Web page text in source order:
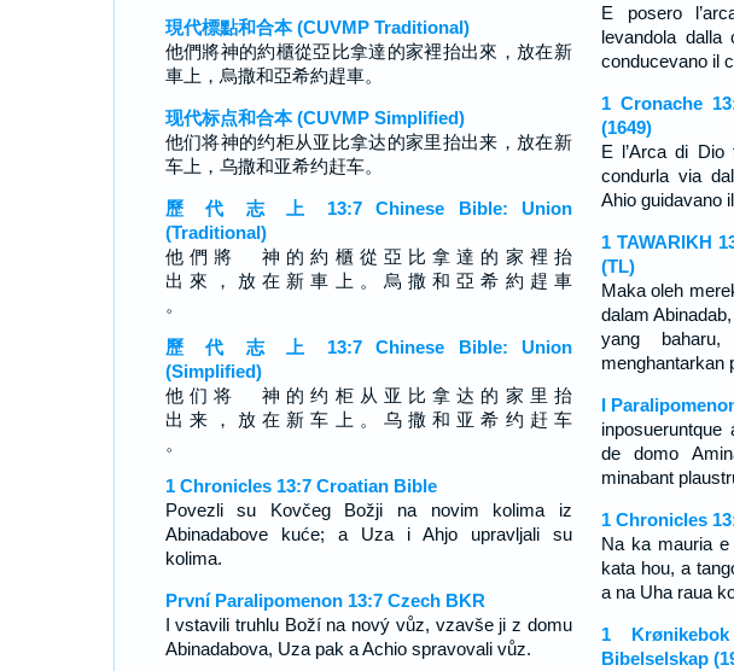
現代標點和合本 (CUVMP Traditional)
他們將神的約櫃從亞比拿達的家裡抬出來，放在新
車上，烏撒和亞希約趕車。
现代标点和合本 (CUVMP Simplified)
他们将神的约柜从亚比拿达的家里抬出来，放在新
车上，乌撒和亚希约赶车。
歷 代 志 上 13:7 Chinese Bible: Union
(Traditional)
他 們 將 神 的 約 櫃 從 亞 比 拿 達 的 家 裡 抬
出 來 ， 放 在 新 車 上 。 烏 撒 和 亞 希 約 趕 車
。
歷 代 志 上 13:7 Chinese Bible: Union
(Simplified)
他 们 将 神 的 约 柜 从 亚 比 拿 达 的 家 里 抬
出 来 ， 放 在 新 车 上 。 乌 撒 和 亚 希 约 赶 车
。
1 Chronicles 13:7 Croatian Bible
Povezli su Kovčeg Božji na novim kolima iz
Abinadabove kuće; a Uza i Ahjo upravljali su
kolima.
První Paralipomenon 13:7 Czech BKR
I vstavili truhlu Boží na nový vůz, vzavše ji z domu
Abinadabova, Uza pak a Achio spravovali vůz.
E posero
levandola
conducevano il
1 Cronache
(1649)
E l’Arca di
condurla via
Ahio guidavano
1 TAWARIKH
(TL)
Maka oleh
dalam
yang
menghantarkan
I
de domo
minabant
1 Chronicles
Na ka mauria
kata hou, a
a na Uha raua
1
Bibelselskap